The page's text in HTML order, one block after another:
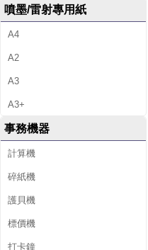
噴墨/雷射專用紙
A4
A2
A3
A3+
事務機器
計算機
碎紙機
護貝機
標價機
打卡鐘